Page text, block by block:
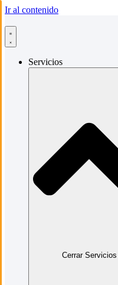
Ir al contenido
Servicios
Cerrar Servicios